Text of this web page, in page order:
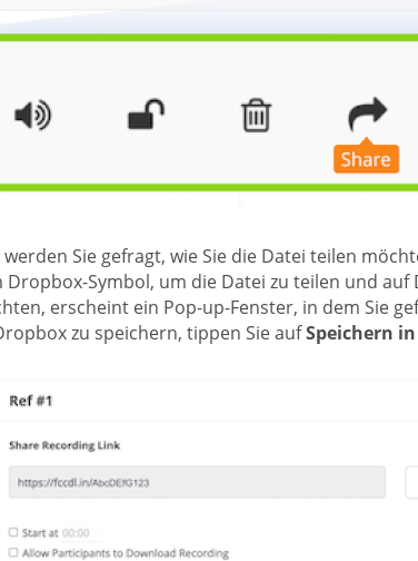
Sie gefragt, wie Sie die Datei teilen
Dropbox-Symbol, um die Datei zu teilen und auf
erscheint ein Pop-up-Fenster, in dem Sie
zu speichern, tippen Sie aufSpeichern